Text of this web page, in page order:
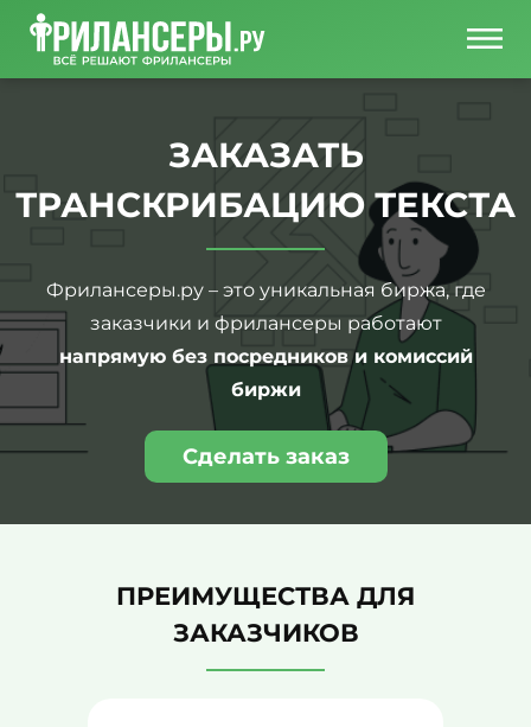
ЗАКАЗАТЬ
ТРАНСКРИБАЦИЮ ТЕКСТА
Фрилансеры.ру – это уникальная биржа, где
заказчики и фрилансеры работают
напрямую без посредников и комиссий
биржи
Сделать заказ
ПРЕИМУЩЕСТВА ДЛЯ
ЗАКАЗЧИКОВ